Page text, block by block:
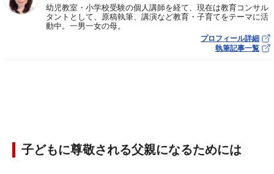
幼児教室・小学校受験の個人講師を経て、現在は教育コンサル
タントとして、原稿執筆、講演など教育・子育てをテーマに活
動中。一男一女の母。
プロフィール詳細
執筆記事一覧
子どもに尊敬される父親になるためには